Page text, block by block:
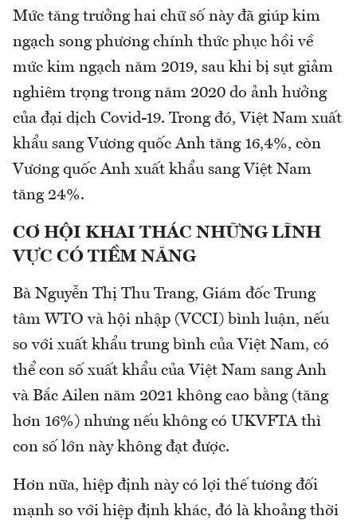
Mức tăng trưởng hai chữ số này đã giúp kim
ngạch song phương chính thức phục hồi về
mức kim ngạch năm 2019, sau khi bị sụt giảm
nghiêm trọng trong năm 2020 do ảnh hưởng
của đại dịch Covid-19. Trong đó, Việt Nam xuất
khẩu sang Vương quốc Anh tăng 16,4%, còn
Vương quốc Anh xuất khẩu sang Việt Nam
tăng 24%.
CƠ HỘI KHAI THÁC NHỮNG LĨNH
VỰC CÓ TIỀM NĂNG
Bà Nguyễn Thị Thu Trang, Giám đốc Trung
tâm WTO và hội nhập (VCCI) bình luận, nếu
so với xuất khẩu trung bình của Việt Nam, có
thể con số xuất khẩu của Việt Nam sang Anh
và Bắc Ailen năm 2021 không cao bằng (tăng
hơn 16%) nhưng nếu không có UKVFTA thì
con số lớn này không đạt được.
Hơn nữa, hiệp định này có lợi thế tương đối
mạnh so với hiệp định khác, đó là khoảng thời